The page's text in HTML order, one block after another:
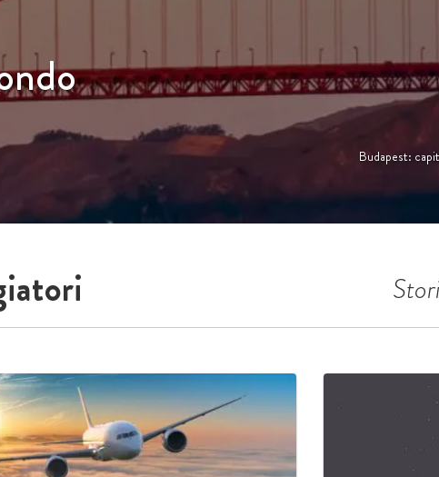
per tutte